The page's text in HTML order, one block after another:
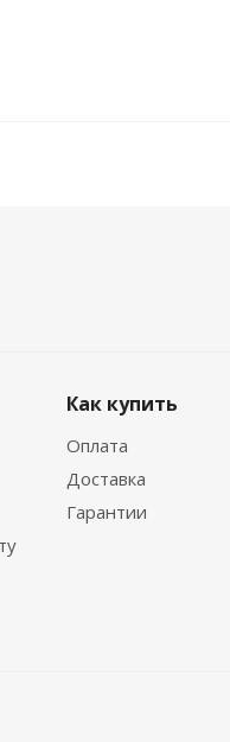
Как купить
Оплата
Доставка
Гарантии